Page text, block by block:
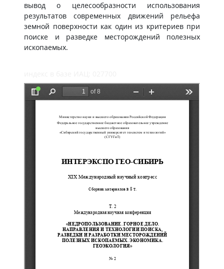
вывод о целесообразности использования
результатов современных движений рельефа
земной поверхности как один из критериев при
поиске и разведке месторождений полезных
ископаемых.